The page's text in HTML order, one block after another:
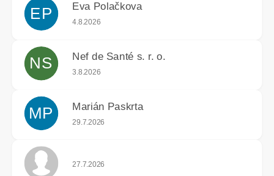
EP Eva Polačkova
Hodnotenie obchodu je 5 z 5 hviezdičiek.
4.8.2026
NS Nef de Santé s. r. o.
Hodnotenie obchodu je 5 z 5 hviezdičiek.
3.8.2026
MP Marián Paskrta
Hodnotenie obchodu je 5 z 5 hviezdičiek.
29.7.2026
Hodnotenie obchodu je 5 z 5 hviezdičiek.
27.7.2026